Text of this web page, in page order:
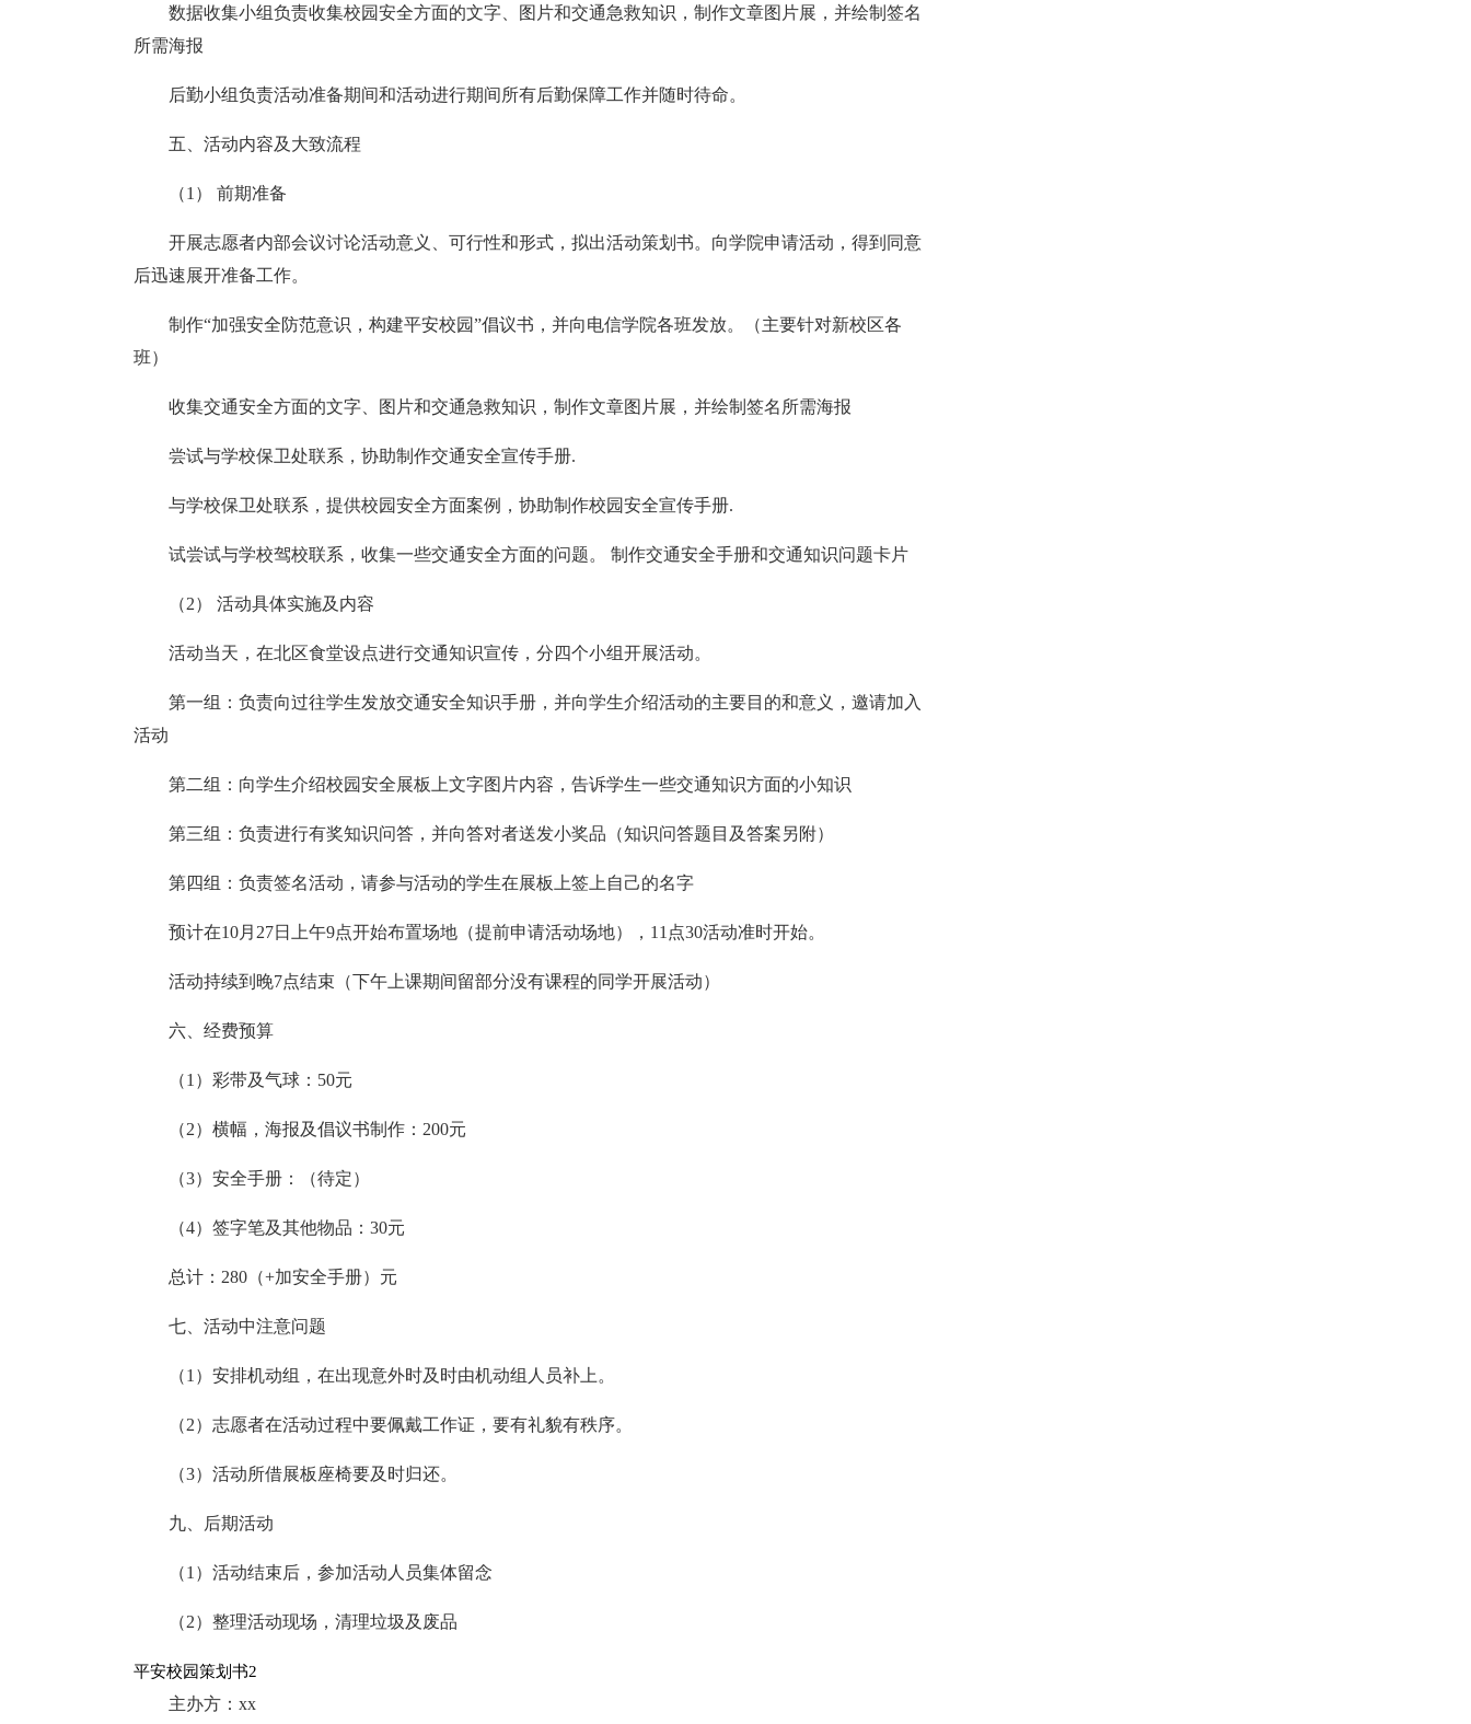
数据收集小组负责收集校园安全方面的文字、图片和交通急救知识，制作文章图片展，并绘制签名
所需海报
后勤小组负责活动准备期间和活动进行期间所有后勤保障工作并随时待命。
五、活动内容及大致流程
（1） 前期准备
开展志愿者内部会议讨论活动意义、可行性和形式，拟出活动策划书。向学院申请活动，得到同意
后迅速展开准备工作。
制作“加强安全防范意识，构建平安校园”倡议书，并向电信学院各班发放。（主要针对新校区各
班）
收集交通安全方面的文字、图片和交通急救知识，制作文章图片展，并绘制签名所需海报
尝试与学校保卫处联系，协助制作交通安全宣传手册.
与学校保卫处联系，提供校园安全方面案例，协助制作校园安全宣传手册.
试尝试与学校驾校联系，收集一些交通安全方面的问题。 制作交通安全手册和交通知识问题卡片
（2） 活动具体实施及内容
活动当天，在北区食堂设点进行交通知识宣传，分四个小组开展活动。
第一组：负责向过往学生发放交通安全知识手册，并向学生介绍活动的主要目的和意义，邀请加入
活动
第二组：向学生介绍校园安全展板上文字图片内容，告诉学生一些交通知识方面的小知识
第三组：负责进行有奖知识问答，并向答对者送发小奖品（知识问答题目及答案另附）
第四组：负责签名活动，请参与活动的学生在展板上签上自己的名字
预计在10月27日上午9点开始布置场地（提前申请活动场地），11点30活动准时开始。
活动持续到晚7点结束（下午上课期间留部分没有课程的同学开展活动）
六、经费预算
（1）彩带及气球：50元
（2）横幅，海报及倡议书制作：200元
（3）安全手册：（待定）
（4）签字笔及其他物品：30元
总计：280（+加安全手册）元
七、活动中注意问题
（1）安排机动组，在出现意外时及时由机动组人员补上。
（2）志愿者在活动过程中要佩戴工作证，要有礼貌有秩序。
（3）活动所借展板座椅要及时归还。
九、后期活动
（1）活动结束后，参加活动人员集体留念
（2）整理活动现场，清理垃圾及废品
平安校园策划书2
主办方：xx